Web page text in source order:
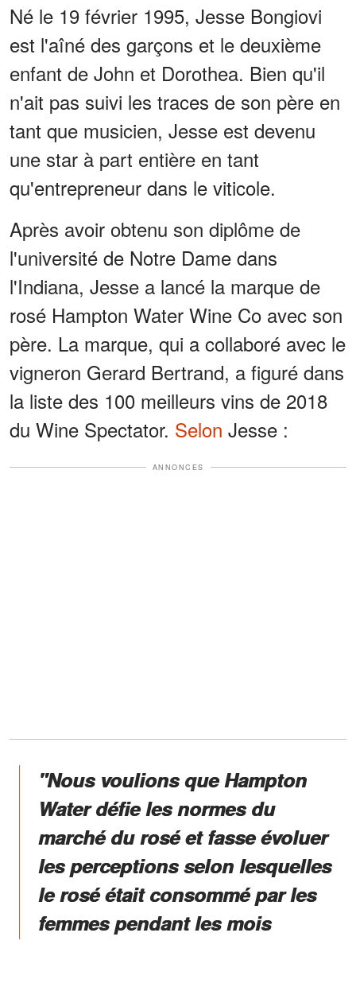
Né le 19 février 1995, Jesse Bongiovi
est l'aîné des garçons et le deuxième
enfant de John et Dorothea. Bien qu'il
n'ait pas suivi les traces de son père en
tant que musicien, Jesse est devenu
une star à part entière en tant
qu'entrepreneur dans le viticole.
Après avoir obtenu son diplôme de
l'université de Notre Dame dans
l'Indiana, Jesse a lancé la marque de
rosé Hampton Water Wine Co avec son
père. La marque, qui a collaboré avec le
vigneron Gerard Bertrand, a figuré dans
la liste des 100 meilleurs vins de 2018
du Wine Spectator. Selon Jesse :
ANNONCES
"Nous voulions que Hampton
Water défie les normes du
marché du rosé et fasse évoluer
les perceptions selon lesquelles
le rosé était consommé par les
femmes pendant les mois